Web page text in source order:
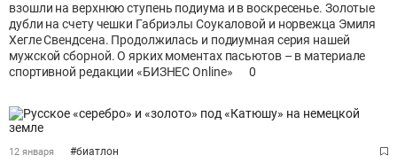
взошли на верхнюю ступень подиума и в воскресенье. Золотые
дубли на счету чешки Габриэлы Соукаловой и норвежца Эмиля
Хегле Свендсена. Продолжилась и подиумная серия нашей
мужской сборной. О ярких моментах пасьютов – в материале
спортивной редакции «БИЗНЕС Online»
0
12 января #биатлон